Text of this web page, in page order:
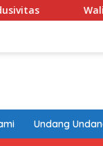
Wali Kota Malang
Undang